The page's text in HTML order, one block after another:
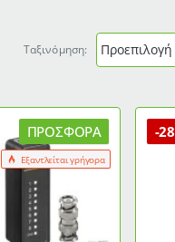
Ταξινόμηση:
ΠΡΟΣΦΟΡΆ
Εξαντλείται γρήγορα
-